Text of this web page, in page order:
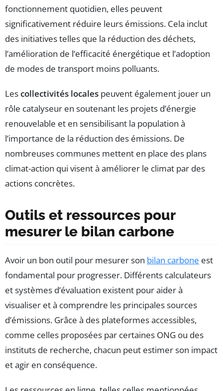
fonctionnement quotidien, elles peuvent
significativement réduire leurs émissions. Cela inclut
des initiatives telles que la réduction des déchets,
l’amélioration de l’efficacité énergétique et l’adoption
de modes de transport moins polluants.
Lescollectivités locales peuvent également jouer un
rôle catalyseur en soutenant les projets d’énergie
renouvelable et en sensibilisant la population à
l’importance de la réduction des émissions. De
nombreuses communes mettent en place des plans
climat-action qui visent à améliorer le climat par des
actions concrètes.
Outils et ressources pour
mesurer le bilan carbone
Avoir un bon outil pour mesurer son bilan carbone est
fondamental pour progresser. Différents calculateurs
et systèmes d’évaluation existent pour aider à
visualiser et à comprendre les principales sources
d’émissions. Grâce à des plateformes accessibles,
comme celles proposées par certaines ONG ou des
instituts de recherche, chacun peut estimer son impact
et agir en conséquence.